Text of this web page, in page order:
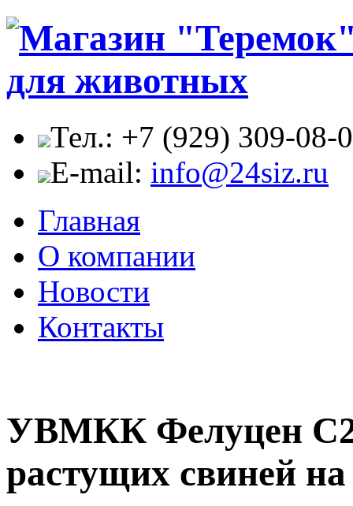
Тел.: +7 (929) 309-08-
E-mail: info@24siz.ru
Главная
О компании
Новости
Контакты
УВМКК Фелуцен
растущих свиней